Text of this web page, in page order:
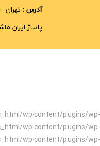
آدرس :تهران
پاساژ ایران
wp-content/plugins/wp-
wp-content/plugins/wp-
wp-content/plugins/wp-